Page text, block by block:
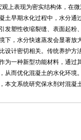
观上表现为密实结构体，在
土早期水化过程中，水分
发塑性收缩裂缝、表面起粉
下，水分快速蒸发会显著放
设计密切相关。传统养护方
为一种新型功能材料，通过
从而优化混凝土的水化环境
本文系统研究保水剂对混凝